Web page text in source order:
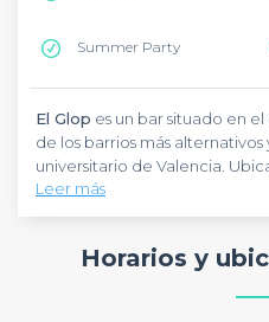
Summer Party
El Glop es un bar situado en
de los barrios más
universitario de Valencia.
Benimaclet, este local es
afterworks, cumpleaños o
estación de Benimaclet,
El Glopes un bar alternativo
desenfadado y multicultural.
Leer más
Horarios y